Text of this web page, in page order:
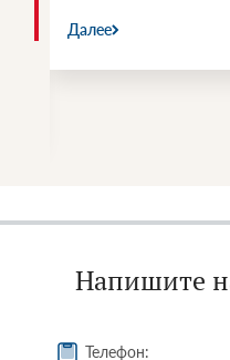
Далее
Напишите
Телефон: